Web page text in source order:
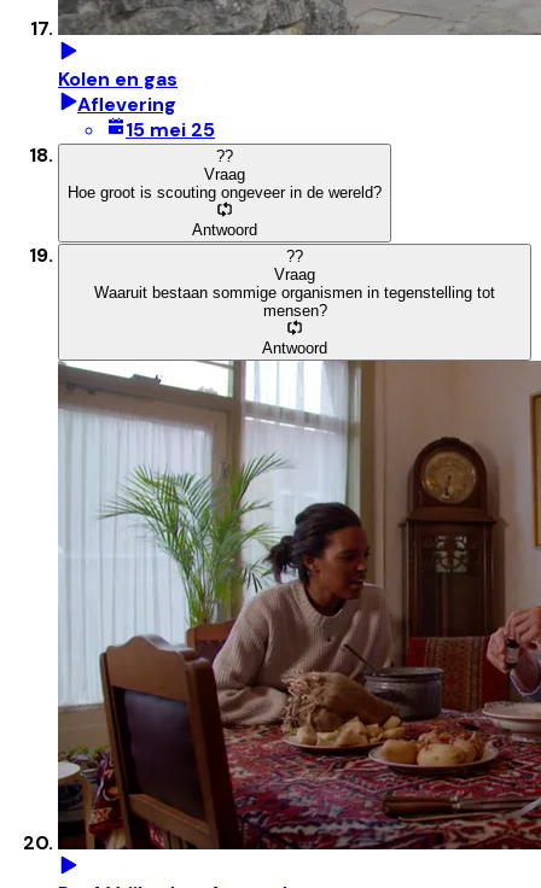
Kolen en gas
Aflevering
15 mei 25
??
Vraag
Hoe groot is scouting ongeveer in de wereld?
Antwoord
??
Vraag
Waaruit bestaan sommige organismen in tegenstelling tot
mensen?
Antwoord